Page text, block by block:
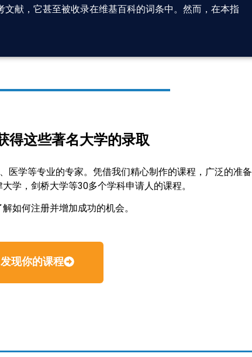
献，它甚至被收录在维基百科的词条中。然而，在本指
得这些著名大学的录取
医学等专业的专家。凭借我们精心制作的课程，广泛的准备
学，剑桥大学等30多个学科申请人的课程。
如何注册并增加成功的机会。
发现你的课程